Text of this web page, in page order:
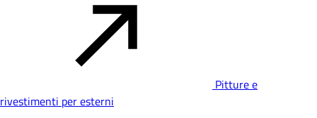
Pitture e
rivestimenti per esterni